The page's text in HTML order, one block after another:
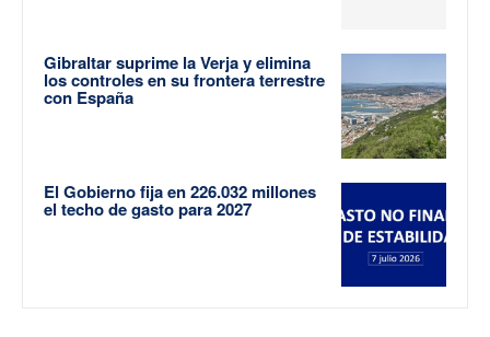
Gibraltar suprime la Verja y elimina
los controles en su frontera terrestre
con España
El Gobierno fija en 226.032 millones
el techo de gasto para 2027